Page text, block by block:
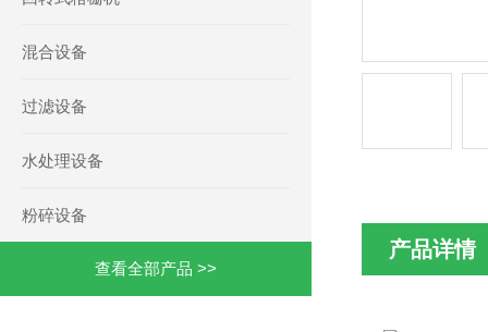
混合设备
过滤设备
水处理设备
粉碎设备
查看全部产品 >>
产品详情